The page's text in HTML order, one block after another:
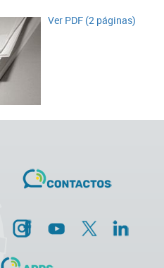
​Ver PDF (2 páginas)​